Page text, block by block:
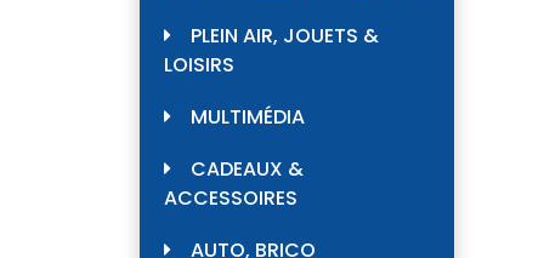
PLEIN AIR, JOUETS &
LOISIRS
MULTIMÉDIA
CADEAUX &
ACCESSOIRES
AUTO, BRICO